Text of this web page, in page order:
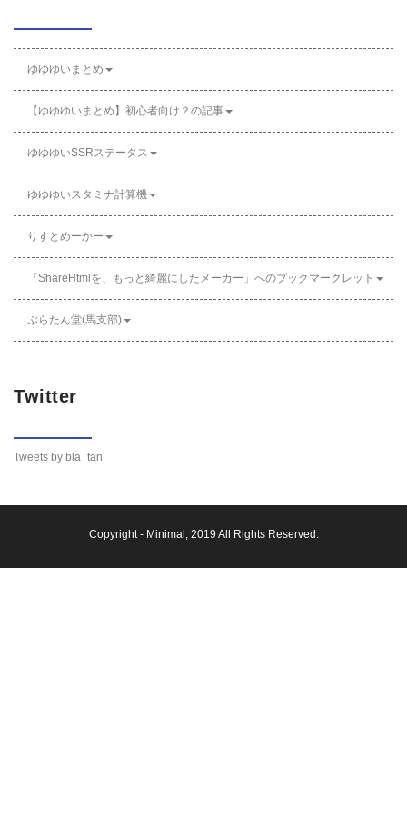
ゆゆゆいまとめ
【ゆゆゆいまとめ】初心者向け？の記事
ゆゆゆいSSRステータス
ゆゆゆいスタミナ計算機
りすとめーかー
「ShareHtmlを、もっと綺麗にしたメーカー」へのブックマークレット
ぶらたん堂(馬支部)
Twitter
Tweets by bla_tan
Copyright - Minimal , 2019 All Rights Reserved.